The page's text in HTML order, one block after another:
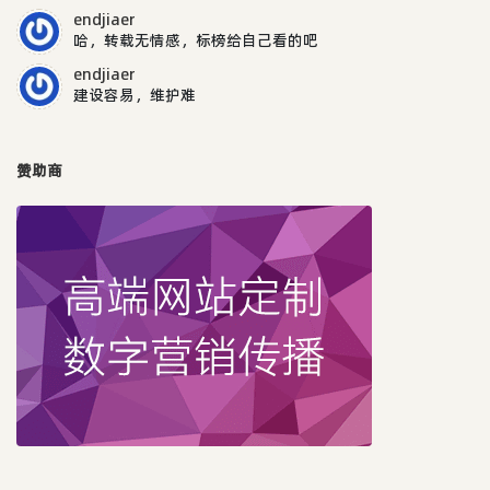
endjiaer
哈，转载无情感，标榜给自己看的吧
endjiaer
建设容易，维护难
赞助商